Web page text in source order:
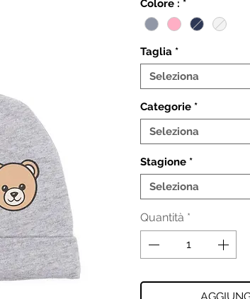
Colore : *
Taglia *
Seleziona
Categorie *
Seleziona
Stagione *
Seleziona
Quantità *